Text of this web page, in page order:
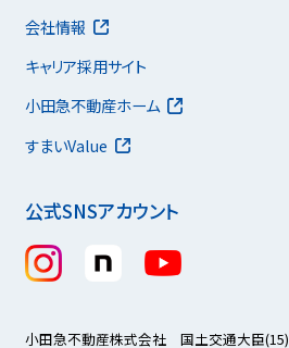
公式SNSアカウント
会社情報
キャリア採用サイト
小田急不動産ホーム
すまいValue
小田急不動産株式会社 国土交通大臣